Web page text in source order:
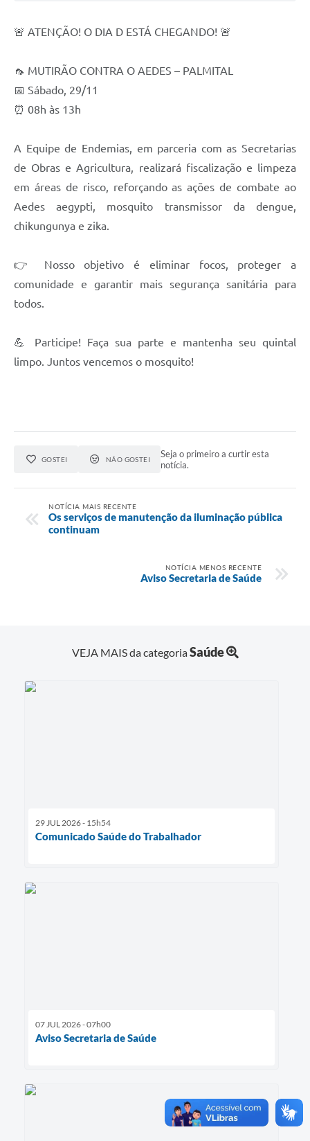
🚨 ATENÇÃO! O DIA D ESTÁ CHEGANDO! 🚨
🦟 MUTIRÃO CONTRA O AEDES – PALMITAL
📅 Sábado, 29/11
⏰ 08h às 13h
A Equipe de Endemias, em parceria com as Secretarias
de Obras e Agricultura, realizará fiscalização e limpeza
em áreas de risco, reforçando as ações de combate ao
Aedes aegypti, mosquito transmissor da dengue,
chikungunya e zika.
👉 Nosso objetivo é eliminar focos, proteger a
comunidade e garantir mais segurança sanitária para
todos.
💪 Participe! Faça sua parte e mantenha seu quintal
limpo. Juntos vencemos o mosquito!
GOSTEI NÃO GOSTEI
Seja o primeiro a curtir esta
notícia.
NOTÍCIA MAIS RECENTE
Os serviços de manutenção da iluminação pública
continuam
NOTÍCIA MENOS RECENTE
Aviso Secretaria de Saúde
VEJA MAIS da categoriaSaúde
29 JUL 2026 - 15h54
Comunicado Saúde do Trabalhador
07 JUL 2026 - 07h00
Aviso Secretaria de Saúde